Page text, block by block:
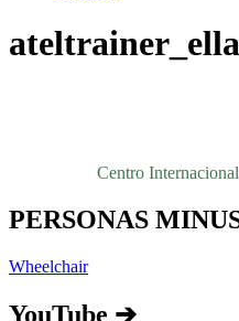
Centro
PERSONAS
Wheelchair
YouTube ➔